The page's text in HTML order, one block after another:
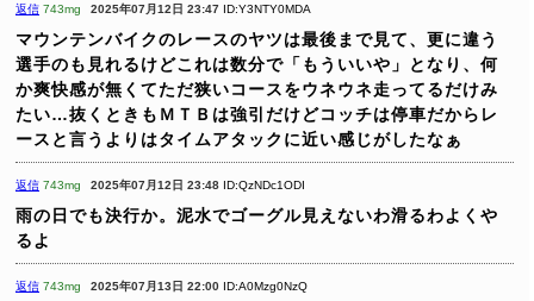
返信 743mg 2025年07月12日 23:47 ID:Y3NTY0MDA
マウンテンバイクのレースのヤツは最後まで見て、更に違う
選手のも見れるけどこれは数分で「もういいや」となり、何
か爽快感が無くてただ狭いコースをウネウネ走ってるだけみ
たい…抜くときもＭＴＢは強引だけどコッチは停車だからレ
ースと言うよりはタイムアタックに近い感じがしたなぁ
返信 743mg 2025年07月12日 23:48 ID:QzNDc1ODI
雨の日でも決行か。泥水でゴーグル見えないわ滑るわよくや
るよ
返信 743mg 2025年07月13日 22:00 ID:A0Mzg0NzQ